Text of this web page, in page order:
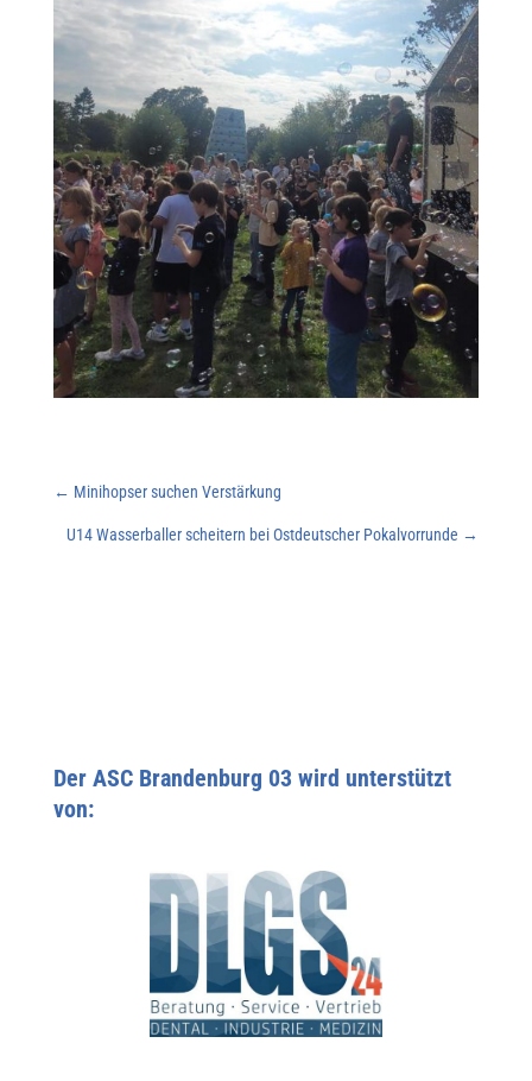
← Minihopser suchen Verstärkung
U14 Wasserballer scheitern bei Ostdeutscher Pokalvorrunde →
Der ASC Brandenburg 03 wird unterstützt
von: